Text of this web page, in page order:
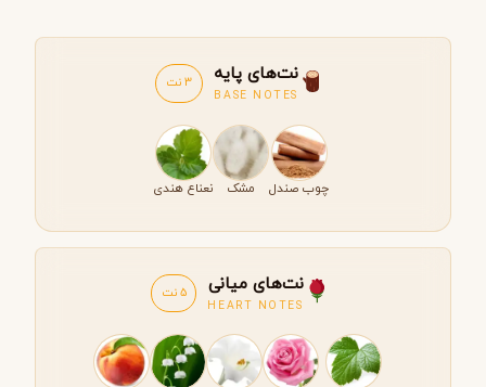
نت‌های پایه
BASE NOTES
3 نت
چوب صندل مشک نعناع هندی
نت‌های میانی
HEART NOTES
5 نت